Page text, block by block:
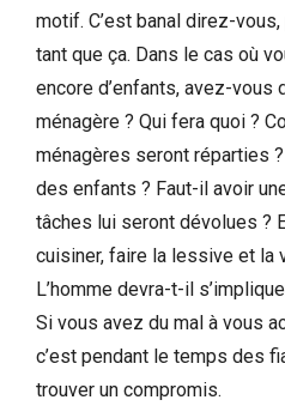
motif. C’est banal direz-
tant que ça. Dans le cas où
encore d’enfants, avez-vous
ménagère ? Qui fera quoi ?
ménagères seront réparties
des enfants ? Faut-il avoir
tâches lui seront dévolues ?
cuisiner, faire la lessive et la
L’homme devra-t-il
Si vous avez du mal à vous
c’est pendant le temps des
trouver un compromis.